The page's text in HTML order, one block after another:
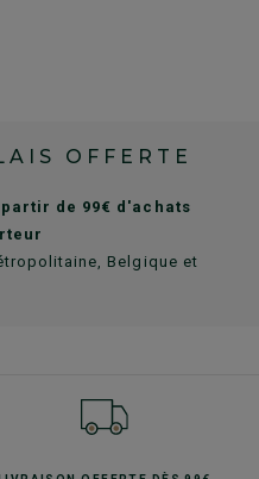
OFFERTE
de 99€ d'achats
Belgique et